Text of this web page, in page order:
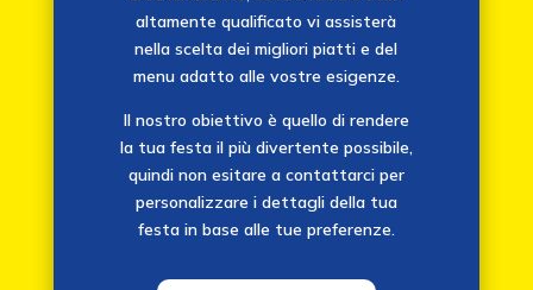
altamente qualificato vi assisterà
nella scelta dei migliori piatti e del
menu adatto alle vostre esigenze.
Il nostro obiettivo è quello di rendere
la tua festa il più divertente possibile,
quindi non esitare a contattarci per
personalizzare i dettagli della tua
festa in base alle tue preferenze.